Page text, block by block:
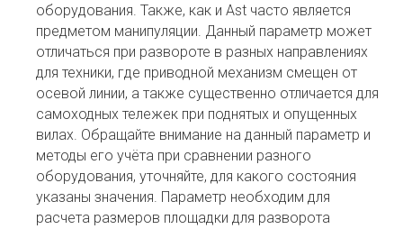
оборудования. Также, как и Ast часто является
предметом манипуляции. Данный параметр может
отличаться при развороте в разных направлениях
для техники, где приводной механизм смещен от
осевой линии, а также существенно отличается для
самоходных тележек при поднятых и опущенных
вилах. Обращайте внимание на данный параметр и
методы его учёта при сравнении разного
оборудования, уточняйте, для какого состояния
указаны значения. Параметр необходим для
расчета размеров площадки для разворота